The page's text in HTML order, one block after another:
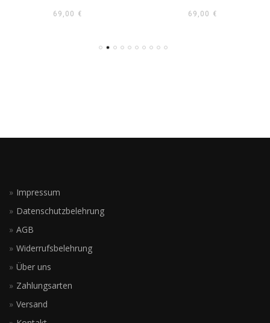
69,00 € 69,00 €
Impressum
Datenschutzbelehrung
AGB
Widerrufsbelehrung
Über uns
Zahlungsarten
Versand